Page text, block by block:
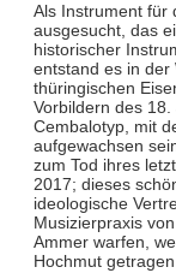
Als Instrument für
ausgesucht, das
historischer
entstand es in der
thüringischen
Vorbildern des
Cembalotyp, mit
aufgewachsen
zum Tod ihres
2017; dieses
ideologische
Musizierpraxis
Ammer warfen,
Hochmut